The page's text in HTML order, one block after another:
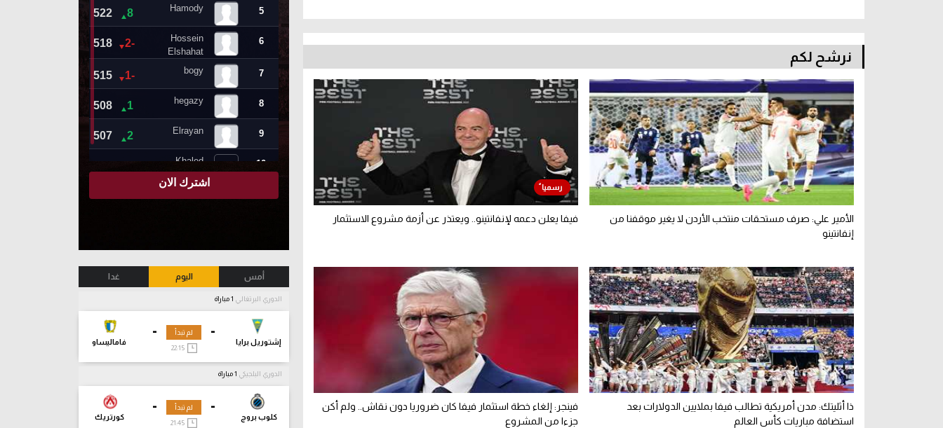
نرشح لكم
الأمير علي: صرف مستحقات منتخب الأردن لا يغير موقفنا من
إنفانتينو
فيفا يعلن دعمه لإنفانتينو.. ويعتذر عن أزمة مشروع الاستثمار
ذا أثليتك: مدن أمريكية تطالب فيفا بملايين الدولارات بعد
استضافة مباريات كأس العالم
فينجر: إلغاء خطة استثمار فيفا كان ضروريا دون نقاش.. ولم أكن
جزءا من المشروع
أمس اليوم غدا
الدوري البرتغالي
-
إشتوريل برايا
-
فاماليساو
لم تبدأ
22:15
الدوري البلجيكي
-
كلوب بروج
-
كورتريك
لم تبدأ